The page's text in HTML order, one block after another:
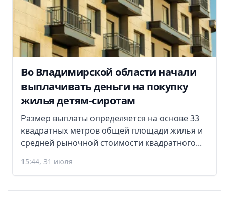
Во Владимирской области начали
выплачивать деньги на покупку
жилья детям-сиротам
Размер выплаты определяется на основе 33
квадратных метров общей площади жилья и
средней рыночной стоимости квадратного...
15:44, 31 июля